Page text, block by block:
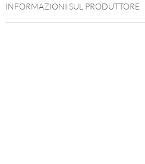
INFORMAZIONI SUL PRODUTTORE